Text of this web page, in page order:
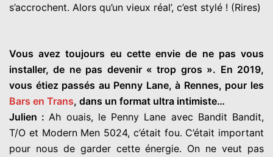
s’accrochent. Alors qu’un vieux réal’, c’est stylé ! (Rires)
Vous avez toujours eu cette envie de ne pas vous
installer, de ne pas devenir « trop gros ». En 2019,
vous étiez passés au Penny Lane, à Rennes, pour les
Bars en Trans, dans un format ultra intimiste…
Julien : Ah ouais, le Penny Lane avec Bandit Bandit,
T/O et Modern Men 5024, c’était fou. C’était important
pour nous de garder cette énergie. On ne veut pas